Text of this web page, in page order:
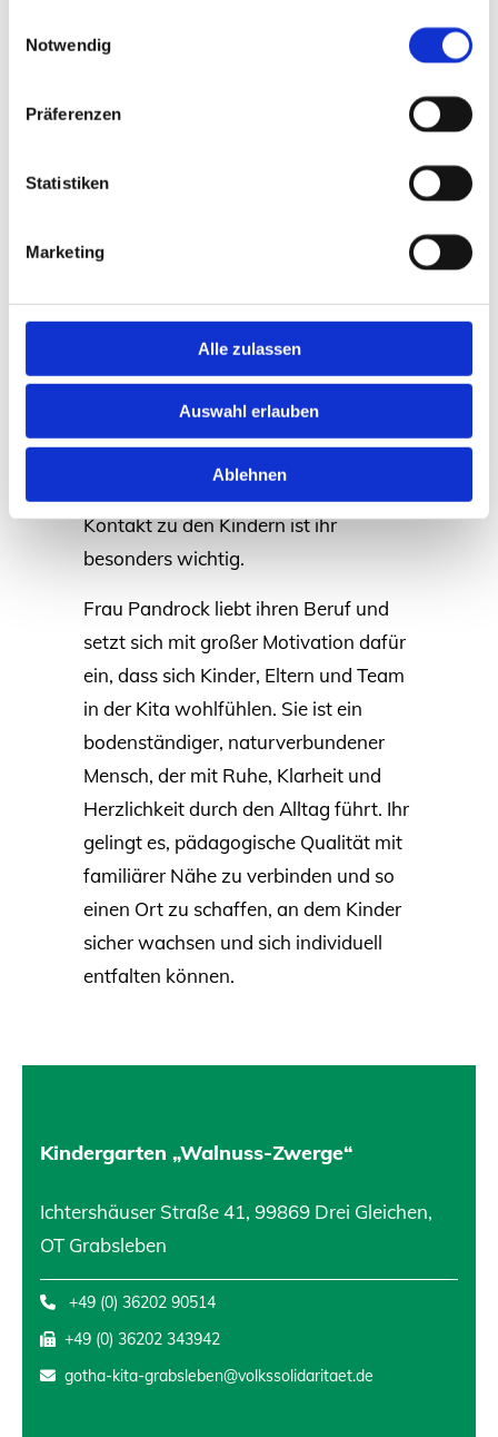
Notwendig
Präferenzen
Statistiken
Marketing
Alle zulassen
Auswahl erlauben
Ablehnen
Bianca Pandrock
„Walnuss-Zwerge“ seit Dezember
2020. Als staatlich anerkannte
Erzieherin bringt sie viel Erfahrung,
Herz und Engagement in ihre Arbeit
Kontakt zu den Kindern ist ihr
besonders wichtig.
Frau Pandrock liebt ihren Beruf und
setzt sich mit großer Motivation dafür
ein, dass sich Kinder, Eltern und Team
in der Kita wohlfühlen. Sie ist ein
bodenständiger, naturverbundener
Mensch, der mit Ruhe, Klarheit und
Herzlichkeit durch den Alltag führt. Ihr
gelingt es, pädagogische Qualität mit
familiärer Nähe zu verbinden und so
einen Ort zu schaffen, an dem Kinder
sicher wachsen und sich individuell
entfalten können.
Kindergarten „Walnuss-Zwerge“
Ichtershäuser Straße 41, 99869 Drei Gleichen,
OT Grabsleben
 +49 (0) 36202 90514
 +49 (0) 36202 343942
 gotha-kita-grabsleben@volkssolidaritaet.de